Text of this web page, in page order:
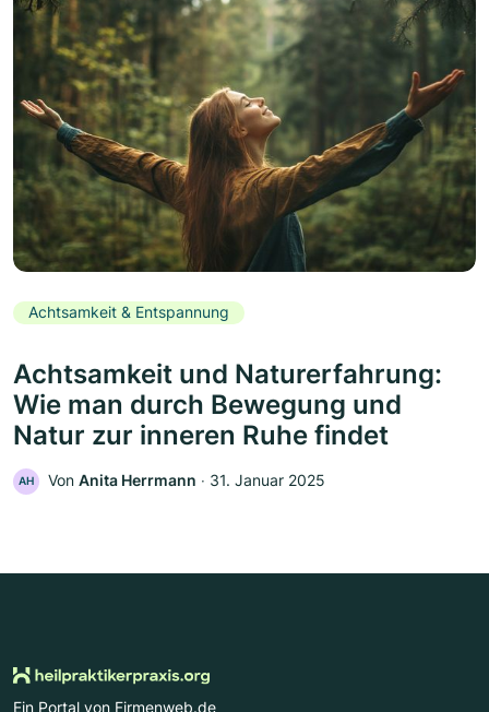
Achtsamkeit & Entspannung
Achtsamkeit und Naturerfahrung:
Wie man durch Bewegung und
Natur zur inneren Ruhe findet
AH Von Anita Herrmann ‧ 31. Januar 2025
Ein Portal von Firmenweb.de